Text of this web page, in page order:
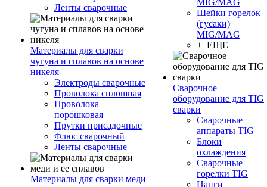
Ленты сварочные
Материалы для сварки
чугуна и сплавов на основе
никеля
Электроды сварочные
Проволока сплошная
Проволока
порошковая
Прутки присадочные
Флюс сварочный
Ленты сварочные
Материалы для сварки меди
MIG/MAG
Шейки горелок
(гусаки)
MIG/MAG
+ ЕЩЕ
Сварочное
оборудование для TIG
сварки
Сварочные
аппараты TIG
Блоки
охлаждения
Сварочные
горелки TIG
Цанги